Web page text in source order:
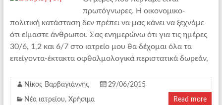
πρωτόγνωρες. Η οικονομικο-
πολιτική κατάσταση δεν πρέπει να μας κάνει να ξεχνάμε
ότι είμαστε άνθρωποι. Σας ενημερώνω ότι για τις ημέρες
30/6, 1,2 και 6/7 στο ιατρείο μου θα δέχομαι όλα τα
επείγοντα-έκτακτα οφθαλμολογικά περιστατικά δωρεάν,
Νίκος Βαρβαγιάννης 29/06/2015
Νέα ιατρείου, Χρήσιμα Read more